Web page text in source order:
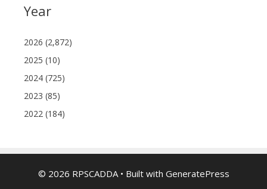
Year
2026 (2,872)
2025 (10)
2024 (725)
2023 (85)
2022 (184)
© 2026 RPSCADDA• Built with GeneratePress